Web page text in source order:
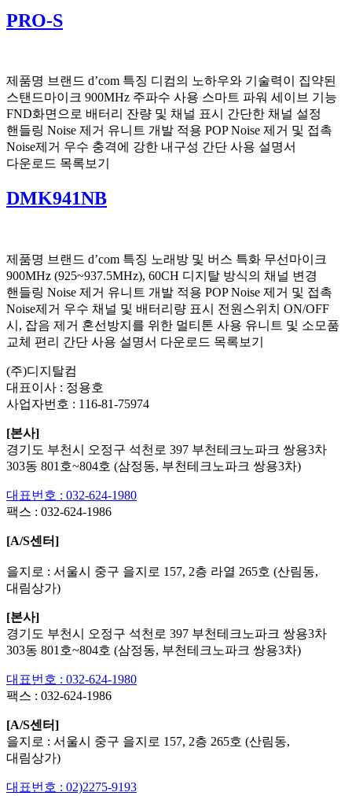
PRO-S
제품명 브랜드 d’com 특징 디컴의 노하우와 기술력이 집약된
스탠드마이크 900MHz 주파수 사용 스마트 파워 세이브 기능
FND화면으로 배터리 잔량 및 채널 표시 간단한 채널 설정
핸들링 Noise 제거 유니트 개발 적용 POP Noise 제거 및 접촉
Noise제거 우수 충격에 강한 내구성 간단 사용 설명서
다운로드 목록보기
DMK941NB
제품명 브랜드 d’com 특징 노래방 및 버스 특화 무선마이크
900MHz (925~937.5MHz), 60CH 디지탈 방식의 채널 변경
핸들링 Noise 제거 유니트 개발 적용 POP Noise 제거 및 접촉
Noise제거 우수 채널 및 배터리량 표시 전원스위치 ON/OFF
시, 잡음 제거 혼선방지를 위한 멀티톤 사용 유니트 및 소모품
교체 편리 간단 사용 설명서 다운로드 목록보기
(주)디지탈컴
대표이사 : 정용호
사업자번호 : 116-81-75974
[본사]
경기도 부천시 오정구 석천로 397 부천테크노파크 쌍용3차
303동 801호~804호 (삼정동, 부천테크노파크 쌍용3차)
대표번호 : 032-624-1980
팩스 : 032-624-1986
[A/S센터]
을지로 : 서울시 중구 을지로 157, 2층 라열 265호 (산림동,
대림상가)
[본사]
경기도 부천시 오정구 석천로 397 부천테크노파크 쌍용3차
303동 801호~804호 (삼정동, 부천테크노파크 쌍용3차)
대표번호 : 032-624-1980
팩스 : 032-624-1986
[A/S센터]
을지로 : 서울시 중구 을지로 157, 2층 265호 (산림동,
대림상가)
대표번호 : 02)2275-9193